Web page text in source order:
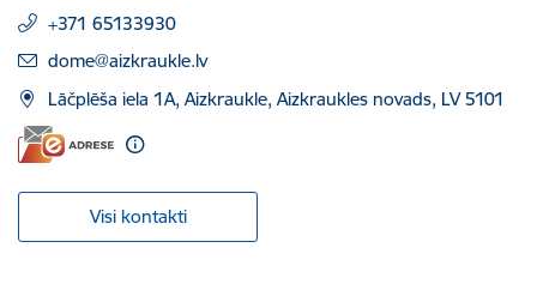
+371 65133930
E-pasts:
dome@aizkraukle.lv
Lāčplēša iela 1A, Aizkraukle, Aizkraukles novads, LV 5101
Visi kontakti